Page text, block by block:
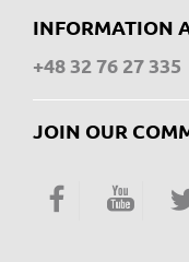
INFORMATION
+48 32 76 27 335
JOIN OUR
Facebook